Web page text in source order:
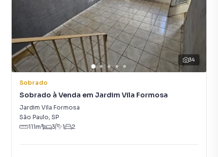
Negocie seu imóvel de forma totalmente online, com
segurança e tranquilidade. Na Rocha Marqueze Imóveis
você consegue comprar ou alugar um imóvel em São Paulo
mesmo não estando na cidade e com a praticidade de
fazer tudo online, direto do seu computador ou
smartphone. Nós criamos soluções inovadoras para
Anuncie seu imóvel! É fácil, rápido e gratuito! A Rocha
Marqueze Imóveis é uma imobiliária digital com imóveis
34
Sobrado
Sobrado à Venda em Jardim Vila Formosa
Jardim Vila Formosa
São Paulo, SP
111m² 3 1 2